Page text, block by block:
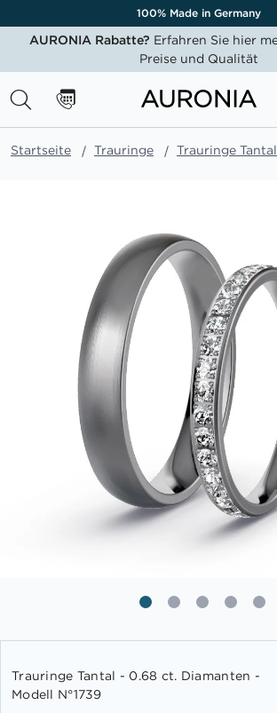
100% Made in Germany
AURONIA Rabatte? Erfahren Sie hier
Preise und Qualität
Startseite Trauringe Trauringe Tantal
der
Bildgalerie
Trauringe Tantal - 0.68 ct. Diamanten -
Modell N°1739